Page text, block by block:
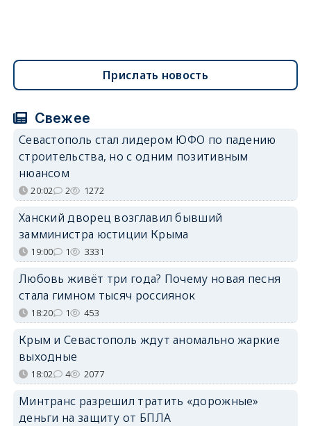
Прислать новость
Свежее
Севастополь стал лидером ЮФО по падению
строительства, но с одним позитивным
нюансом
20:02 2 1272
Ханский дворец возглавил бывший
замминистра юстиции Крыма
19:00 1 3331
Любовь живёт три года? Почему новая песня
стала гимном тысяч россиянок
18:20 1 453
Крым и Севастополь ждут аномально жаркие
выходные
18:02 4 2077
Минтранс разрешил тратить «дорожные»
деньги на защиту от БПЛА